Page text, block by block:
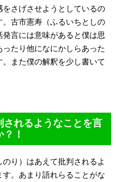
さげさせようとしているの
古市憲寿（ふるいちとしの
言には意味があると僕は思
たり他になにかしらあった
また僕の解釈を少し書いて
れるようなことを言
！
り）はあえて批判されるよ
。あまり語れらることがな